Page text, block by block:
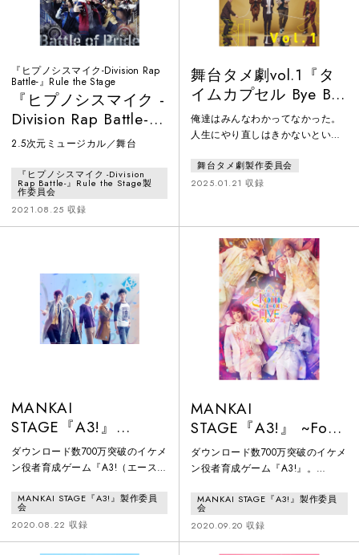
『ヒプノシスマイク-Division Rap
Battle-』Rule the Stage
『ヒプノシスマイク -
Division Rap Battle-』
Rule the Stage -Battle
2.5次元ミュージカル／舞台
『ヒプノシスマイク -Division
Rap Battle-』Rule the Stage製
作委員会
2021.08.25 収録
舞台タメ劇vol.1『タ
イムカプセル Bye Bye
Days』
俺達はみんなわかってなかった。
人生にやり直しはきかないという
会したのは、彼のお通夜だった。
彼と仲良しだったトモキ、ゆーぼ
た日に＜ある理由＞で“うみお”と
喧嘩し、それ以来疎遠になってし
まっていた。今では理由も思い出
せないその喧嘩のことを後悔して
いたトモキ達は、少しでも“うみ
お”のことを思い出そうと、みんな
舞台タメ劇製作委員会
2025.01.21 収録
MANKAI
STAGE『A3!』
~WINTER 2020~
ダウンロード数700万突破のイケメ
ン役者育成ゲーム『A3!（エースリ
STAGE『A3!』は、2018年の初演
以降、舞台だけにとどまらずその
枠を飛び出し常に全国で新しい花
MANKAI STAGE『A3!』製作委員
会
2020.08.22 収録
MANKAI
STAGE『A3!』 ~Four
Seasons LIVE 2020~
ダウンロード数700万突破のイケメ
ン役者育成ゲーム『A3!』。
は、その大人気ゲームを原作とし
て2018年に初の舞台化。初演以
降、即日ソールドアウトの大人気
MANKAI STAGE『A3!』製作委員
会
2020.09.20 収録